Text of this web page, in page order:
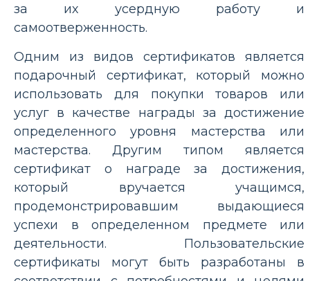
за их усердную работу и
самоотверженность.
Одним из видов сертификатов является
подарочный сертификат, который можно
использовать для покупки товаров или
услуг в качестве награды за достижение
определенного уровня мастерства или
мастерства. Другим типом является
сертификат о награде за достижения,
который вручается учащимся,
продемонстрировавшим выдающиеся
успехи в определенном предмете или
деятельности. Пользовательские
сертификаты могут быть разработаны в